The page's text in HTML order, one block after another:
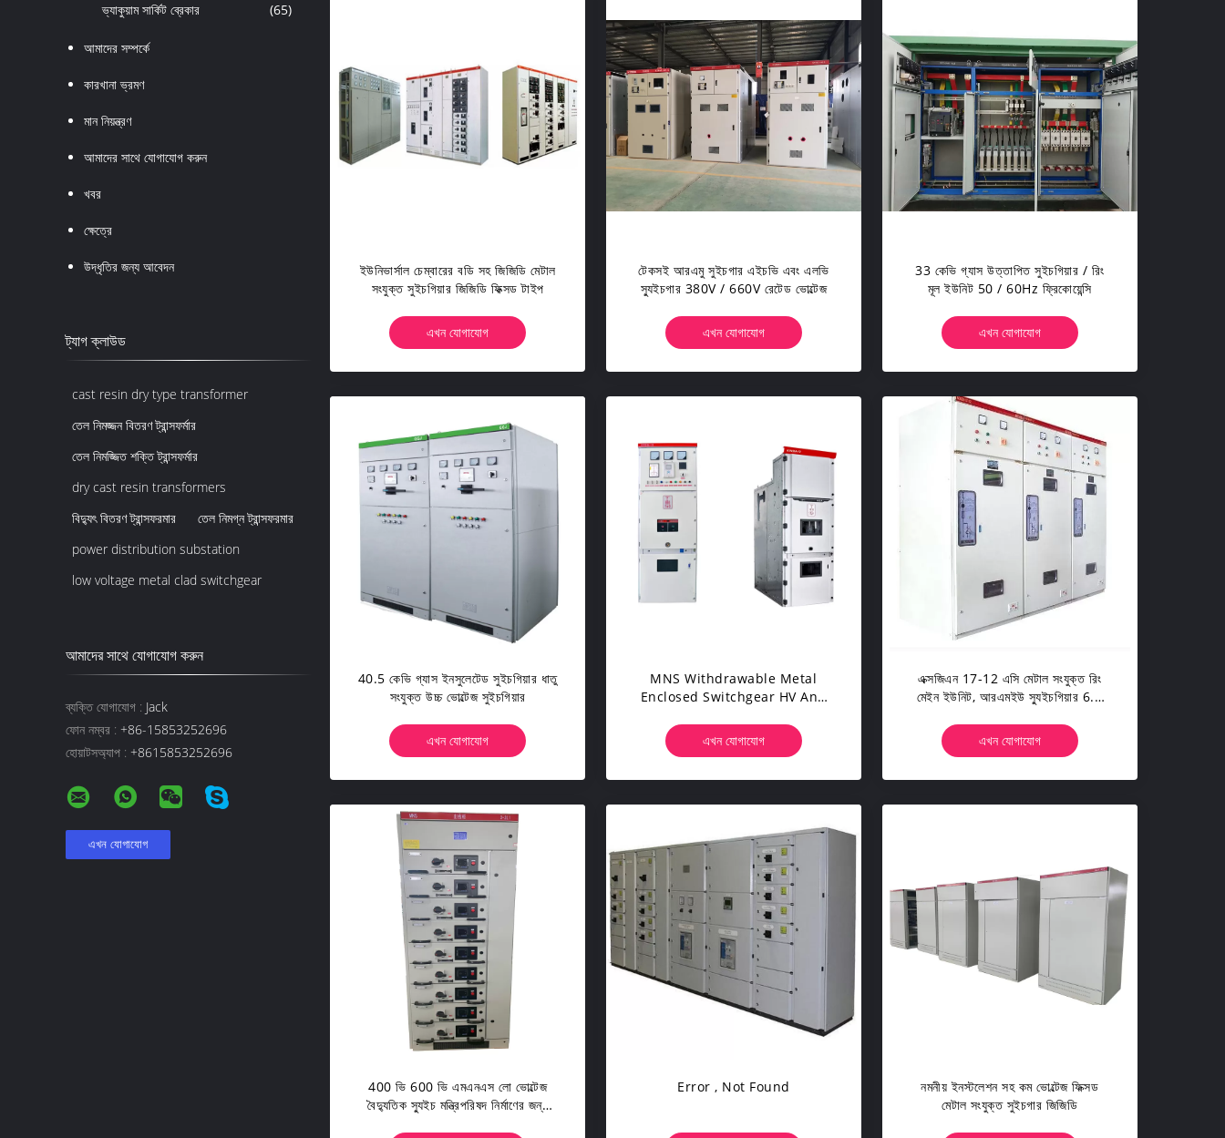
ভ্যাকুয়াম সার্কিট ব্রেকার
(65)
আমাদের সম্পর্কে
কারখানা ভ্রমণ
মান নিয়ন্ত্রণ
আমাদের সাথে যোগাযোগ করুন
খবর
ক্ষেত্রে
উদ্ধৃতির জন্য আবেদন
ট্যাগ ক্লাউড
cast resin dry type transformer
তেল নিমজ্জন বিতরণ ট্রান্সফর্মার
তেল নিমজ্জিত শক্তি ট্রান্সফর্মার
dry cast resin transformers
বিদ্যুৎ বিতরণ ট্রান্সফরমার
তেল নিমগ্ন ট্রান্সফরমার
power distribution substation
low voltage metal clad switchgear
আমাদের সাথে যোগাযোগ করুন
ব্যক্তি যোগাযোগ : Jack
ফোন নম্বর : +86-15853252696
হোয়াটসঅ্যাপ : +8615853252696
ইউনিভার্সাল চেম্বারের বডি সহ জিজিডি মেটাল
সংযুক্ত সুইচগিয়ার জিজিডি ফিক্সড টাইপ
এখন যোগাযোগ
টেকসই আরএমু সুইচগার এইচভি এবং এলভি
স্যুইচগার 380V / 660V রেটেড ভোল্টেজ
এখন যোগাযোগ
33 কেভি গ্যাস উত্তাপিত সুইচগিয়ার / রিং
মূল ইউনিট 50 / 60Hz ফ্রিকোয়েন্সি
এখন যোগাযোগ
40.5 কেভি গ্যাস ইনসুলেটেড সুইচগিয়ার ধাতু
সংযুক্ত উচ্চ ভোল্টেজ সুইচগিয়ার
এখন যোগাযোগ
MNS Withdrawable Metal
Enclosed Switchgear HV And
এখন যোগাযোগ
এক্সজিএন 17-12 এসি মেটাল সংযুক্ত রিং
মেইন ইউনিট, আরএমইউ স্যুইচগিয়ার 6.6
এখন যোগাযোগ
400 ভি 600 ভি এমএনএস লো ভোল্টেজ
বৈদ্যুতিক স্যুইচ মন্ত্রিপরিষদ নির্মাণের জন্য
Error , Not Found
নমনীয় ইনস্টলেশন সহ কম ভোল্টেজ ফিক্সড
মেটাল সংযুক্ত সুইচগার জিজিডি